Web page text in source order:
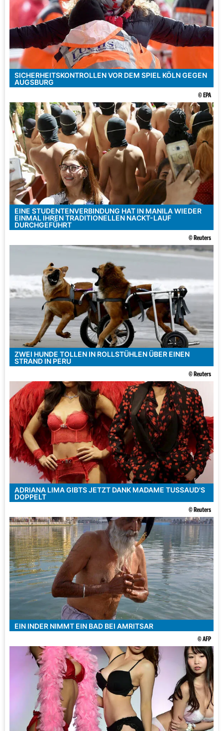
SICHERHEITSKONTROLLEN VOR DEM SPIEL KÖLN GEGEN
AUGSBURG
© EPA
EINE STUDENTENVERBINDUNG HAT IN MANILA WIEDER
EINMAL IHREN TRADITIONELLEN NACKT-LAUF
DURCHGEFÜHRT
© Reuters
ZWEI HUNDE TOLLEN IN ROLLSTÜHLEN ÜBER EINEN
STRAND IN PERU
© Reuters
ADRIANA LIMA GIBTS JETZT DANK MADAME TUSSAUD'S
DOPPELT
© Reuters
EIN INDER NIMMT EIN BAD BEI AMRITSAR
© AFP